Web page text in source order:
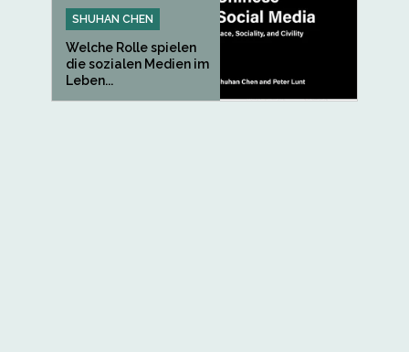
SHUHAN CHEN
Welche Rolle spielen
die sozialen Medien im
Leben...